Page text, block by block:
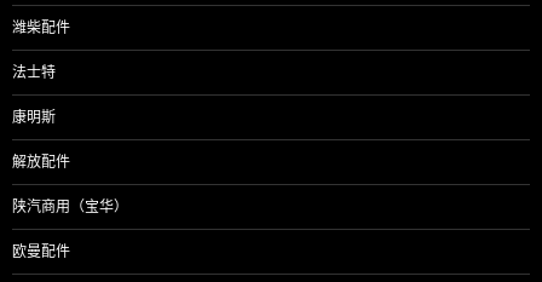
潍柴配件
法士特
康明斯
解放配件
陕汽商用（宝华）
欧曼配件